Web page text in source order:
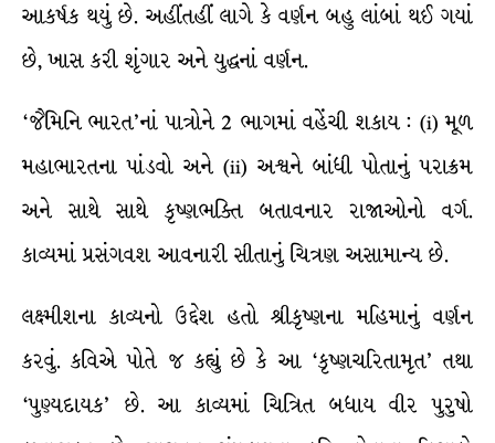
આકર્ષક થયું છે. અહીંતહીં લાગે કે વર્ણન બહુ લાંબાં થઈ ગયાં
છે, ખાસ કરી શૃંગાર અને યુદ્ધનાં વર્ણન.
‘જૈમિનિ ભારત’નાં પાત્રોને 2 ભાગમાં વહેંચી શકાય : (i) મૂળ
મહાભારતના પાંડવો અને (ii) અશ્વને બાંધી પોતાનું પરાક્રમ
અને સાથે સાથે કૃષ્ણભક્તિ બતાવનાર રાજાઓનો વર્ગ.
કાવ્યમાં પ્રસંગવશ આવનારી સીતાનું ચિત્રણ અસામાન્ય છે.
લક્ષ્મીશના કાવ્યનો ઉદ્દેશ હતો શ્રીકૃષ્ણના મહિમાનું વર્ણન
કરવું. કવિએ પોતે જ કહ્યું છે કે આ ‘કૃષ્ણચરિતામૃત’ તથા
‘પુણ્યદાયક’ છે. આ કાવ્યમાં ચિત્રિત બધાય વીર પુરુષો